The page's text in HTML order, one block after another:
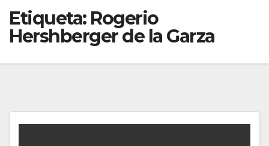
Etiqueta: Rogerio
Hershberger de la Garza